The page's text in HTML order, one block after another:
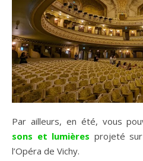
Par ailleurs, en été, vous
sons et lumières projeté
l’Opéra de Vichy.